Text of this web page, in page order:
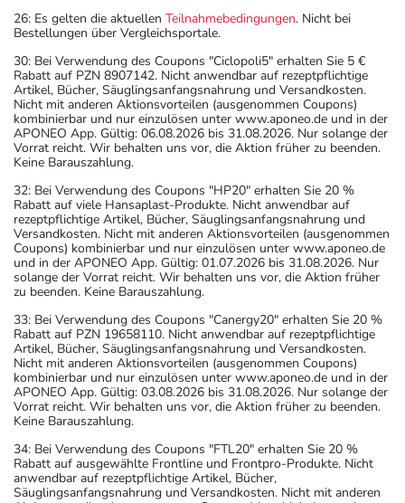
26: Es gelten die aktuellen Teilnahmebedingungen. Nicht bei
Bestellungen über Vergleichsportale.
30: Bei Verwendung des Coupons "Ciclopoli5" erhalten Sie 5 €
Rabatt auf PZN 8907142. Nicht anwendbar auf rezeptpflichtige
Artikel, Bücher, Säuglingsanfangsnahrung und Versandkosten.
Nicht mit anderen Aktionsvorteilen (ausgenommen Coupons)
kombinierbar und nur einzulösen unter www.aponeo.de und in der
APONEO App. Gültig: 06.08.2026 bis 31.08.2026. Nur solange der
Vorrat reicht. Wir behalten uns vor, die Aktion früher zu beenden.
Keine Barauszahlung.
32: Bei Verwendung des Coupons "HP20" erhalten Sie 20 %
Rabatt auf viele Hansaplast-Produkte. Nicht anwendbar auf
rezeptpflichtige Artikel, Bücher, Säuglingsanfangsnahrung und
Versandkosten. Nicht mit anderen Aktionsvorteilen (ausgenommen
Coupons) kombinierbar und nur einzulösen unter www.aponeo.de
und in der APONEO App. Gültig: 01.07.2026 bis 31.08.2026. Nur
solange der Vorrat reicht. Wir behalten uns vor, die Aktion früher
zu beenden. Keine Barauszahlung.
33: Bei Verwendung des Coupons "Canergy20" erhalten Sie 20 %
Rabatt auf PZN 19658110. Nicht anwendbar auf rezeptpflichtige
Artikel, Bücher, Säuglingsanfangsnahrung und Versandkosten.
Nicht mit anderen Aktionsvorteilen (ausgenommen Coupons)
kombinierbar und nur einzulösen unter www.aponeo.de und in der
APONEO App. Gültig: 03.08.2026 bis 31.08.2026. Nur solange der
Vorrat reicht. Wir behalten uns vor, die Aktion früher zu beenden.
Keine Barauszahlung.
34: Bei Verwendung des Coupons "FTL20" erhalten Sie 20 %
Rabatt auf ausgewählte Frontline und Frontpro-Produkte. Nicht
anwendbar auf rezeptpflichtige Artikel, Bücher,
Säuglingsanfangsnahrung und Versandkosten. Nicht mit anderen